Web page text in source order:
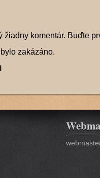
žiadny komentár. Buďte
zakázáno.